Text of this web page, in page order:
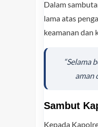
Dalam
lama atas
keamanan dan
“Selama
aman
Sambut
Kepada